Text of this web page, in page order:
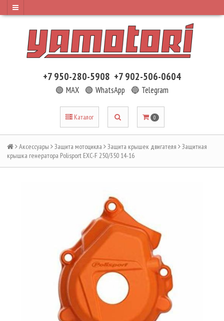
+7 950-280-5908 +7 902-506-0604
🟢 MAX 🟢 WhatsApp 🔵 Telegram
Каталог 0
Аксессуары Защита мотоцикла Защита крышек двигателя
Защитная
крышка генератора Polisport EXC-F 250/350 14-16